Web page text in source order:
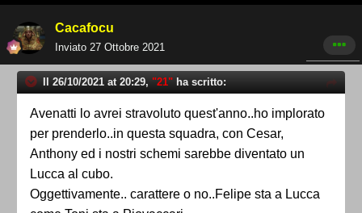
chissà con la cura Lucarelli/Bartali cosa sarebbe
stato. un peccato per com'è andata, un talento mai
portato a totale maturazione.
Cacafocu
Inviato 27 Ottobre 2021
Il 26/10/2021 at 20:29, "21" ha scritto:
Avenatti lo avrei stravoluto quest'anno..ho implorato
per prenderlo..in questa squadra, con Cesar,
Anthony ed i nostri schemi sarebbe diventato un
Lucca al cubo.
Oggettivamente.. carattere o no..Felipe sta a Lucca